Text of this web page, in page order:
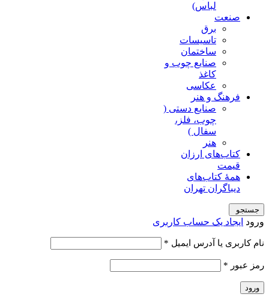
لباس)
صنعت
برق
تاسیسات
ساختمان
صنایع چوب و
کاغذ
عکاسی
فرهنگ و هنر
صنایع دستی (
چوب، فلز،
سفال )
هنر
کتاب‌های ارزان
قیمت
همۀ کتاب‌های
دیباگران تهران
جستجو
ورود ایجاد یک حساب کاربری
نام کاربری یا آدرس ایمیل *
رمز عبور *
ورود